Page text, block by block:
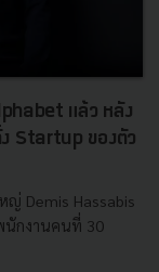
แล้ว หลัง
Startup ของตัว
Demis Hassabis
นักงานคนที่ 30